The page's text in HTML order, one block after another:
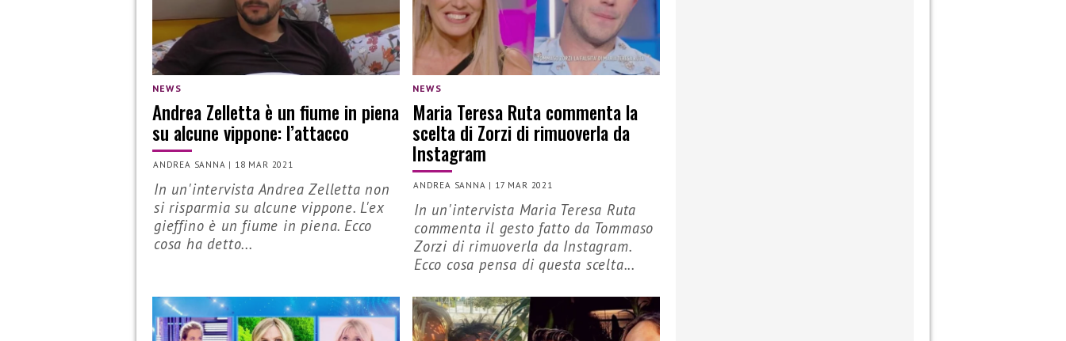
NEWS
Andrea Zelletta è un fiume in piena
su alcune vippone: l’attacco
ANDREA SANNA | 18 MAR 2021
In un'intervista Andrea Zelletta non
si risparmia su alcune vippone. L'ex
gieffino è un fiume in piena. Ecco
cosa ha detto...
NEWS
Maria Teresa Ruta commenta la
scelta di Zorzi di rimuoverla da
Instagram
ANDREA SANNA | 17 MAR 2021
In un'intervista Maria Teresa Ruta
commenta il gesto fatto da Tommaso
Zorzi di rimuoverla da Instagram.
Ecco cosa pensa di questa scelta...